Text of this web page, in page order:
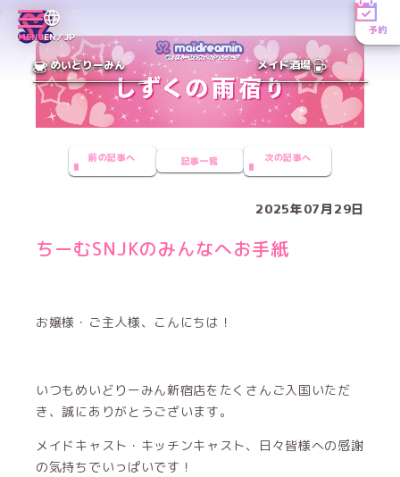
MENUEN／JP
予約
めいどりーみん メイド酒場
前の記事へ 記事一覧 次の記事へ
2025年07月29日
ちーむSNJKのみんなへお手紙
お嬢様・ご主人様、こんにちは！
いつもめいどりーみん新宿店をたくさんご入国いただ
き、誠にありがとうございます。
メイドキャスト・キッチンキャスト、日々皆様への感謝
の気持ちでいっぱいです！